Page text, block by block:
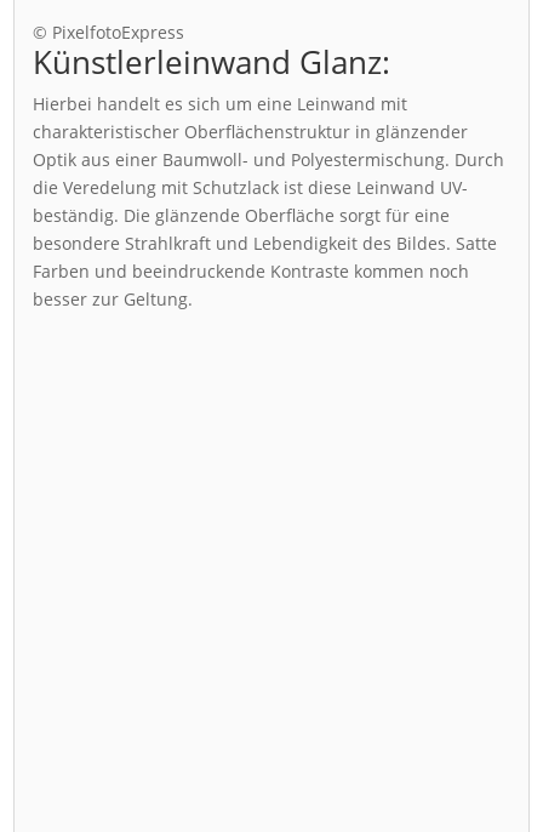
© PixelfotoExpress
Künstlerleinwand Glanz:
Hierbei handelt es sich um eine Leinwand mit
charakteristischer Oberflächenstruktur in glänzender
Optik aus einer Baumwoll- und Polyestermischung. Durch
die Veredelung mit Schutzlack ist diese Leinwand UV-
beständig. Die glänzende Oberfläche sorgt für eine
besondere Strahlkraft und Lebendigkeit des Bildes. Satte
Farben und beeindruckende Kontraste kommen noch
besser zur Geltung.